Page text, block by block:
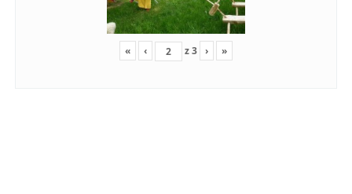
« ‹ z3 › »